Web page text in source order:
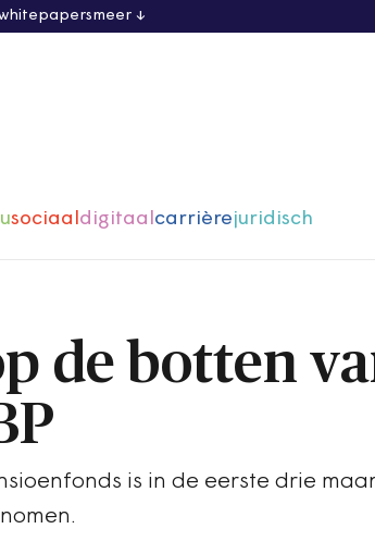
meer
sociaaldigitaalcarrièrejuridisch
de botten
is in de eerste drie